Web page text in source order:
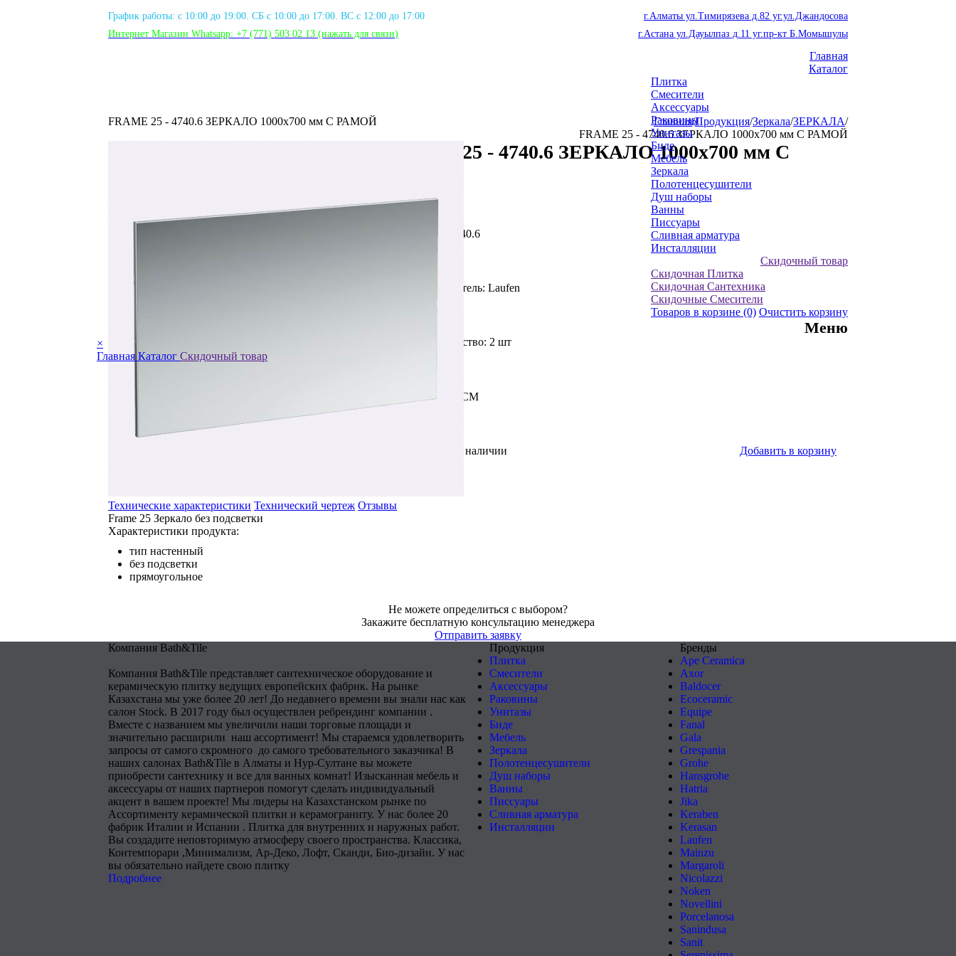
График работы: с 10:00 до 19:00. СБ с 10:00 до 17:00. ВС с 12:00 до 17:00
Интернет Магазин Whatsapp: +7 (771) 503 02 13 (нажать для связи)
г.Алматы ул.Тимирязева д.82 уг.ул.Джандосова
г.Астана ул.Дауылпаз д.11 уг.пр-кт Б.Момышулы
Главная
Каталог
Плитка
Смесители
Аксессуары
Раковины
Унитазы
Биде
Мебель
Зеркала
Полотенцесушители
Душ наборы
Ванны
Писсуары
Сливная арматура
Инсталляции
Скидочный товар
Скидочная Плитка
Скидочная Сантехника
Скидочные Смесители
Товаров в корзине (0) Очистить корзину
Меню
×
Главная Каталог Скидочный товар
FRAME 25 - 4740.6 ЗЕРКАЛО 1000x700 мм С РАМОЙ Главная/Продукция/Зеркала/ЗЕРКАЛА/
FRAME 25 - 4740.6 ЗЕРКАЛО 1000x700 мм С РАМОЙ
FRAME 25 - 4740.6 ЗЕРКАЛО 1000x700 мм С
Артикул: LFN_4740.6
Фирма производитель: Laufen
Доступное количество: 2 шт
Размер: 70Х100СМ
В наличии Добавить в корзину
Технические характеристики Технический чертеж Отзывы
Frame 25 Зеркало без подсветки
Характеристики продукта:
тип настенный
без подсветки
прямоугольное
Не можете определиться с выбором?
Закажите бесплатную консультацию менеджера
Отправить заявку
Компания Bath&Tile
Компания Bath&Tile представляет сантехническое оборудование и
керамическую плитку ведущих европейских фабрик. На рынке
Казахстана мы уже более 20 лет! До недавнего времени вы знали нас как
салон Stock. В 2017 году был осуществлен ребрендинг компании .
Вместе с названием мы увеличили наши торговые площади и
значительно расширили наш ассортимент! Мы стараемся удовлетворить
запросы от самого скромного до самого требовательного заказчика! В
наших салонах Bath&Tile в Алматы и Нур-Султане вы можете
приобрести сантехнику и все для ванных комнат! Изысканная мебель и
аксессуары от наших партнеров помогут сделать индивидуальный
акцент в вашем проекте! Мы лидеры на Казахстанском рынке по
Ассортименту керамической плитки и керамограниту. У нас более 20
фабрик Италии и Испании . Плитка для внутренних и наружных работ.
Вы создадите неповторимую атмосферу своего пространства. Классика,
Контемпорари ,Минимализм, Ар-Деко, Лофт, Сканди, Био-дизайн. У нас
вы обязательно найдете свою плитку
Подробнее
Продукция
Плитка
Смесители
Аксессуары
Раковины
Унитазы
Биде
Мебель
Зеркала
Полотенцесушители
Душ наборы
Ванны
Писсуары
Сливная арматура
Инсталляции
Бренды
Ape Ceramica
Axor
Baldocer
Ecoceramic
Equipe
Fanal
Gala
Grespania
Grohe
Hansgrohe
Hatria
Jika
Keraben
Kerasan
Laufen
Mainzu
Margaroli
Nicolazzi
Noken
Novellini
Porcelanosa
Sanindusa
Sanit